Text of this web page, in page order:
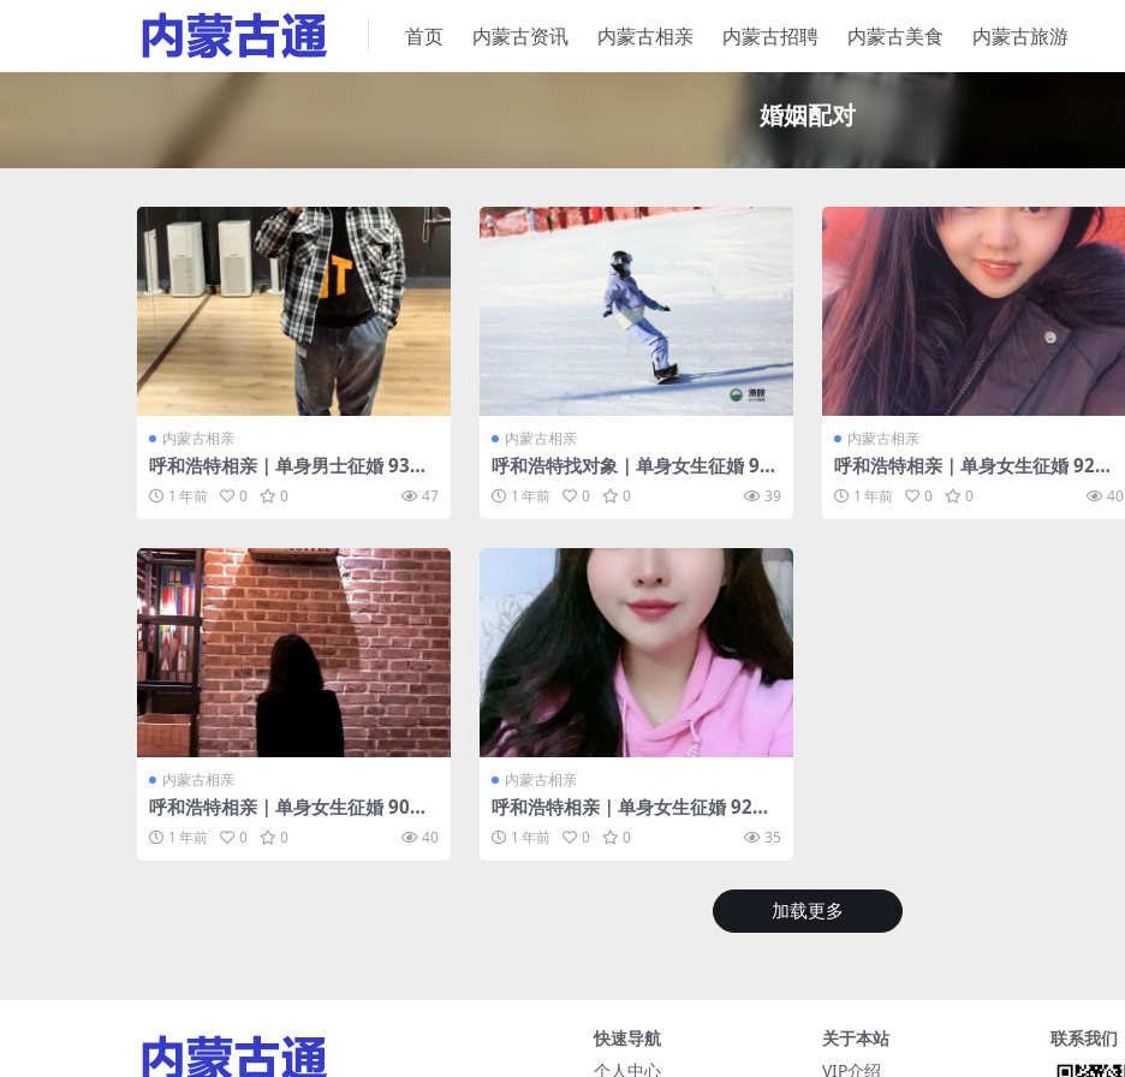
首页 内蒙古资讯 内蒙古相亲 内蒙古招聘 内蒙古美食 内蒙古旅游
婚姻配对
内蒙古相亲
呼和浩特相亲｜单身男士征婚 93年
身高178 对另一半的要求：比我小年
龄 喜欢运动健身的
1 年前 0 0 47
内蒙古相亲
呼和浩特找对象｜单身女生征婚 97
年 身高170 对另一半的要求：为人
正直 工作稳定 不抽烟无不良嗜好 身
1 年前 0 0 39
内蒙古相亲
呼和浩特相亲｜单身女生征婚 92年
未婚 对另一半的要求：注重自身能
力
1 年前 0 0 40
内蒙古相亲
呼和浩特相亲｜单身女生征婚 90年
｜对另一半的要求：本市人 有稳定
工作 身高173以上 有房 性格人品好
1 年前 0 0 40
内蒙古相亲
呼和浩特相亲｜单身女生征婚 92年
对另一半的要求：180以上 中等身材
情绪稳定 乐观积极
1 年前 0 0 35
加载更多
快速导航
个人中心
关于本站
VIP介绍
联系我们